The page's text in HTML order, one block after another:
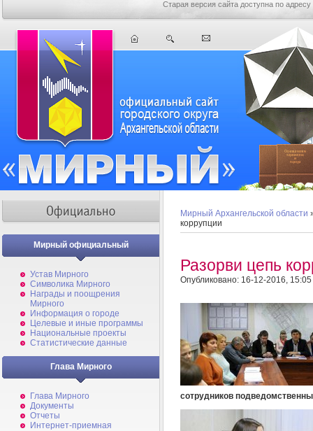
Старая версия сайта доступна по адресу
Мирный официальный
Устав Мирного
Символика Мирного
Награды и поощрения
Мирного
Информация о городе
Целевые и иные программы
Национальные проекты
Статистические данные
Глава Мирного
Глава Мирного
Документы
Отчеты
Интернет-приемная
Мирный Архангельской области
коррупции
Разорви цепь
Опубликовано: 16-12-2016, 15:05
сотрудников